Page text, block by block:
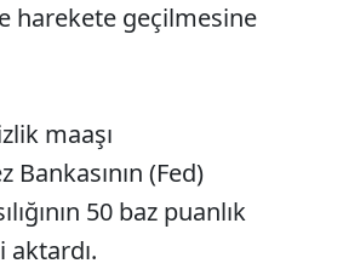
harekete geçilmesine
maaşı
(Fed)
50 baz puanlık